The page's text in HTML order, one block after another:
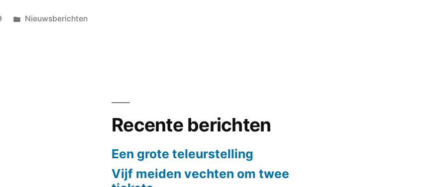
Geplaatst
Nieuwsberichten
Recente berichten
Een grote teleurstelling
Vijf meiden vechten om twee